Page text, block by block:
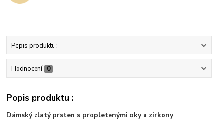
Popis produktu :
Hodnocení 0
Popis produktu :
Dámský zlatý prsten s propletenými oky a zirkony